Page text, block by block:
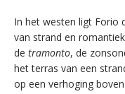
In het westen ligt Forio
van strand en
de tramonto, de
het terras van een
op een verhoging